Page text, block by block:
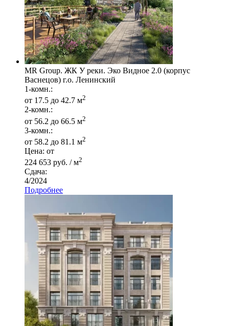
MR Group. ЖК У реки. Эко Видное 2.0 (корпус
Васнецов) г.о. Ленинский
1-комн.:
от 17.5 до 42.7 м2
2-комн.:
от 56.2 до 66.5 м2
3-комн.:
от 58.2 до 81.1 м2
Цена: от
224 653 руб. / м2
Сдача:
4/2024
Подробнее